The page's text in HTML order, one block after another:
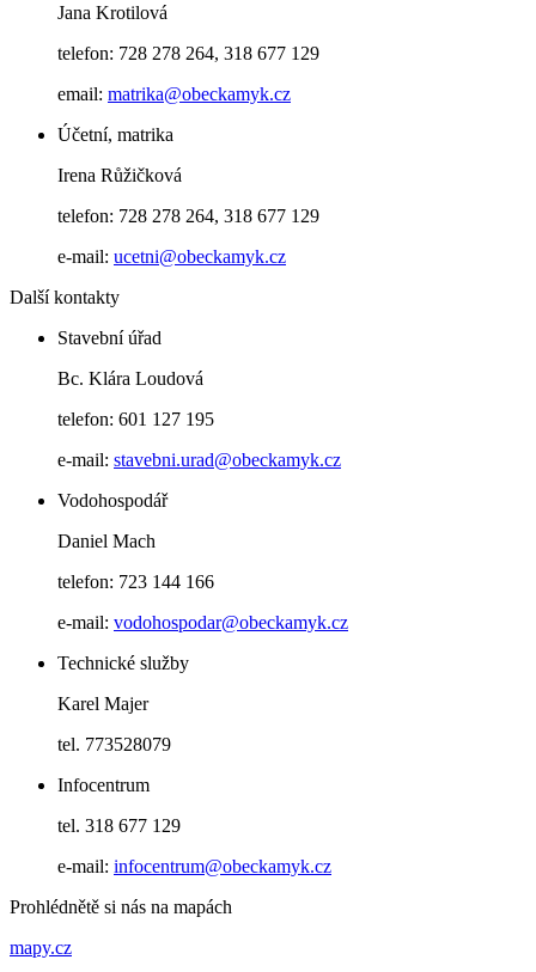
Jana Krotilová
telefon: 728 278 264, 318 677 129
email: matrika@obeckamyk.cz
Účetní, matrika
Irena Růžičková
telefon: 728 278 264, 318 677 129
e-mail: ucetni@obeckamyk.cz
Další kontakty
Stavební úřad
Bc. Klára Loudová
telefon: 601 127 195
e-mail: stavebni.urad@obeckamyk.cz
Vodohospodář
Daniel Mach
telefon: 723 144 166
e-mail: vodohospodar@obeckamyk.cz
Technické služby
Karel Majer
tel. 773528079
Infocentrum
tel. 318 677 129
e-mail: infocentrum@obeckamyk.cz
Prohlédnětě si nás na mapách
mapy.cz